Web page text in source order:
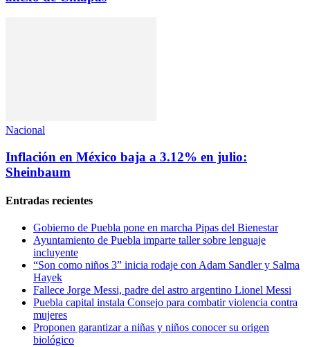
Nacional
Inflación en México baja a 3.12% en julio:
Sheinbaum
Entradas recientes
Gobierno de Puebla pone en marcha Pipas del Bienestar
Ayuntamiento de Puebla imparte taller sobre lenguaje
incluyente
“Son como niños 3” inicia rodaje con Adam Sandler y Salma
Hayek
Fallece Jorge Messi, padre del astro argentino Lionel Messi
Puebla capital instala Consejo para combatir violencia contra
mujeres
Proponen garantizar a niñas y niños conocer su origen
biológico